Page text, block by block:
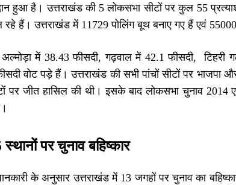
हुआ है। उत्तराखंड की 5 लोकसभा सीटों पर कुल 55
रहे हैं। उत्तराखंड में 11729 पोलिंग बूथ बनाए गए हैं एवं 55000
में 38.43 फीसदी, गढ़वाल में 42.1 फीसदी, टिहरी
फीसदी वोट पड़े हैं। उत्तराखंड की सभी पांचों सीटों पर
पर जीत हासिल की थी। इसके बाद लोकसभा चुनाव 2014
पर चुनाव बहिष्कार
के अनुसार उत्तराखंड में 13 जगहों पर चुनाव का